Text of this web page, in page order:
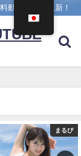
動画を日々更新！
4K UPSCALING CLUB